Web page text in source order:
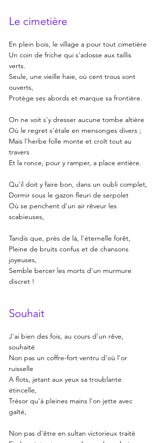
Le cimetière
En plein bois, le village a pour tout cimetière
Un coin de friche qui s'adosse aux taillis
verts.
Seule, une vieille haie, où cent trous sont
ouverts,
Protège ses abords et marque sa frontière.
On ne voit s'y dresser aucune tombe altière
Où le regret s'étale en mensonges divers ;
Mais l'herbe folle monte et croît tout au
travers
Et la ronce, pour y ramper, a place entière.
Qu'il doit y faire bon, dans un oubli complet,
Dormir sous le gazon fleuri de serpolet
Où se penchent d'un air rêveur les
scabieuses,
Tandis que, près de là, l'éternelle forêt,
Pleine de bruits confus et de chansons
joyeuses,
Semble bercer les morts d'un murmure
discret !
Souhait
J'ai bien des fois, au cours d'un rêve,
souhaité
Non pas un coffre-fort ventru d'où l'or
ruisselle
A flots, jetant aux yeux sa troublante
étincelle,
Trésor qu'à pleines mains l'on jette avec
gaîté,
Non pas d'être en sultan victorieux traité